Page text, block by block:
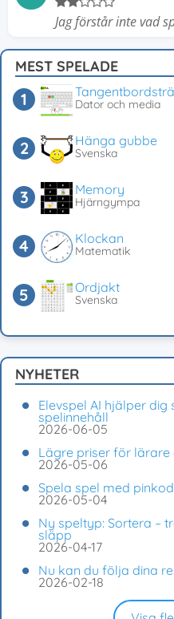
Jag förstår inte vad
MEST SPELADE
Dator och media
Hänga gubbe
Svenska
Memory
Hjärngympa
Klockan
Matematik
Ordjakt
Svenska
NYHETER
Elevspel AI hjälper
spelinnehåll
2026-06-05
Lägre priser för lärare
2026-05-06
Spela spel med
2026-05-04
Ny speltyp: Sortera –
släpp
2026-04-17
Nu kan du följa dina
2026-02-18